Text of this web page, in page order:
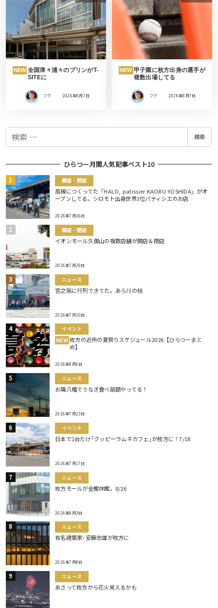
NEW 全国津々浦々のプリンがT-
SITEに
フク 2026年8月7日
NEW 甲子園に枚方出身の選手が
複数出場してる
フク 2026年8月7日
検
検索
ひらつー月間人気記事ベスト10
開店・閉店
高槻につくってた「HALO, patissier KAORU YOSHIDA」がオ
ープンしてる。シロモト出身世界3位パティシエのお店
2026年7月26日
開店・閉店
イオンモール久御山の複数店舗が開店＆閉店
2026年7月29日
ニュース
宮之阪に行列できてた。あら川の桃
2026年7月10日
イベント
NEW 枚方の近所の夏祭りスケジュール2026【ひらつーまと
め】
2026年8月6日
ニュース
お隣八幡でうなぎ食べ放題やってる！
2026年7月23日
イベント
日本で1台だけ｢クッピーラムネカフェ｣が枚方に！7/18
2026年7月17日
ニュース
枚方モールが全館休館。8/26
2026年8月3日
ニュース
有名建築家･安藤忠雄が枚方に
2026年7月8日
ニュース
あさって枚方から花火見えるかも